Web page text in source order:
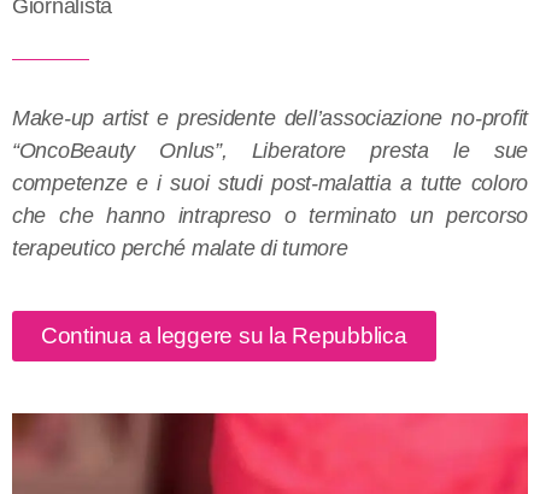
Giornalista
Make-up artist e presidente dell’associazione no-profit
“OncoBeauty Onlus”, Liberatore presta le sue
competenze e i suoi studi post-malattia a tutte coloro
che che hanno intrapreso o terminato un percorso
terapeutico perché malate di tumore
Continua a leggere su la Repubblica